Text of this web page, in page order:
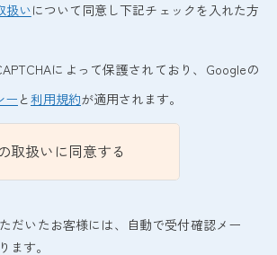
扱いについて同意し下記チェックを入れた方
によって保護されており、Googleの
ーと利用規約が適用されます。
取扱いに同意する
だいたお客様には、自動で受付確認メー
ます。